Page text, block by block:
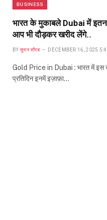
BUSINESS
भारत के मुकाबले Dubai में
आप भी दौड़कर खरीद लेंगे..
BY सुमन सौरब DECEMBER 16, 2025
Gold Price in Dubai : भारत में इस
प्रतिदिन इनमें इज़ाफ़ा…